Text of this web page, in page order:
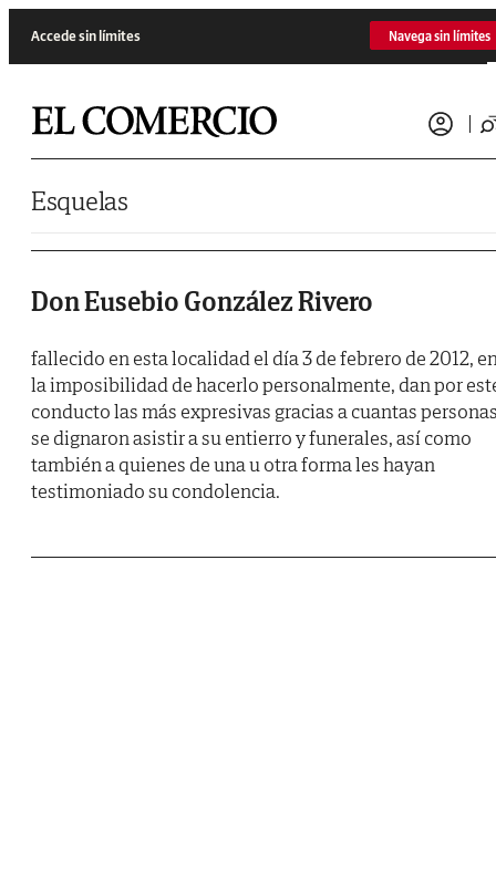
Accede sin límites Navega sin límites
Esquelas
Don Eusebio González Rivero
fallecido en esta localidad el día 3 de febrero de 2012,
la imposibilidad de hacerlo personalmente, dan por
conducto las más expresivas gracias a cuantas
se dignaron asistir a su entierro y funerales, así como
también a quienes de una u otra forma les hayan
testimoniado su condolencia.